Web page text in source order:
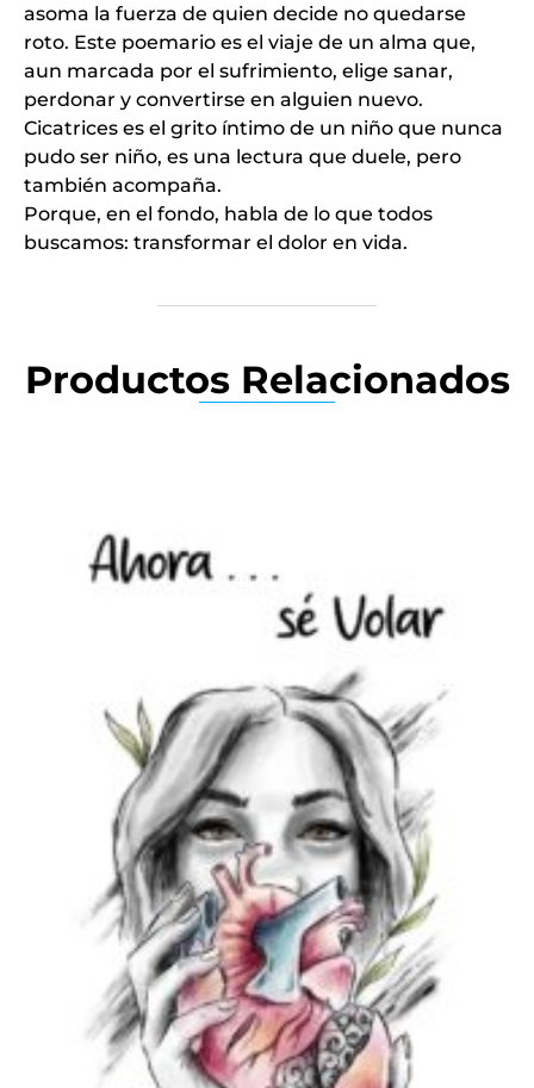
asoma la fuerza de quien decide no quedarse
roto. Este poemario es el viaje de un alma que,
aun marcada por el sufrimiento, elige sanar,
perdonar y convertirse en alguien nuevo.
Cicatrices es el grito íntimo de un niño que nunca
pudo ser niño, es una lectura que duele, pero
también acompaña.
Porque, en el fondo, habla de lo que todos
buscamos: transformar el dolor en vida.
Productos Relacionados